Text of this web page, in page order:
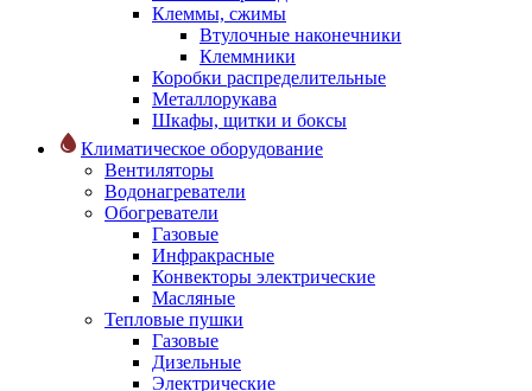
Клеммы, сжимы
Втулочные наконечники
Клеммники
Коробки распределительные
Металлорукава
Шкафы, щитки и боксы
Климатическое оборудование
Вентиляторы
Водонагреватели
Обогреватели
Газовые
Инфракрасные
Конвекторы электрические
Масляные
Тепловые пушки
Газовые
Дизельные
Электрические